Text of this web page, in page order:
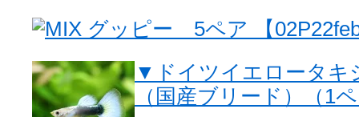
MIX グッピー 5ペア 【
▼ドイツイエロータキ
（国産ブリード）（1